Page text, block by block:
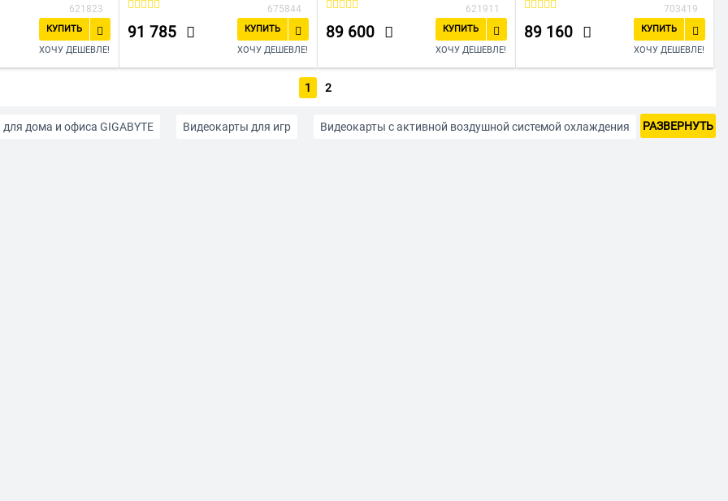
621823
КУПИТЬ
ХОЧУ ДЕШЕВЛЕ!
675844
91 785
КУПИТЬ
ХОЧУ ДЕШЕВЛЕ!
621911
89 600
КУПИТЬ
ХОЧУ ДЕШЕВЛЕ!
703419
89 160
КУПИТЬ
ХОЧУ ДЕШЕВЛЕ!
1 2
дома и офиса GIGABYTE Видеокарты для игр Видеокарты с активной воздушной системой охлаждения РАЗВЕРНУТЬ